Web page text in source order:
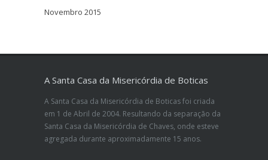
Novembro 2015
A Santa Casa da Misericórdia de Boticas
A Santa Casa da Misericórdia de Boticas foi criada
em 1 de Abril de 2004. Resultando da separação da
Santa Casa da Misericórdia de Chaves, onde esteve
agregada durante aproximadamente 15 anos.